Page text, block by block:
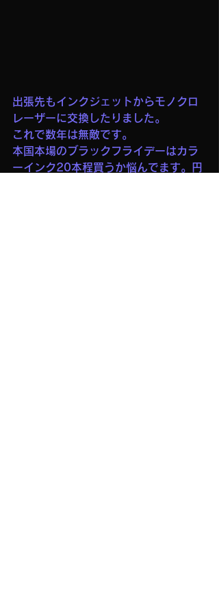
出張先もインクジェットからモノクロ
レーザーに交換したりました。
これで数年は無敵です。
本国本場のブラックフライデーはカラ
ーインク20本程買うか悩んでます。円